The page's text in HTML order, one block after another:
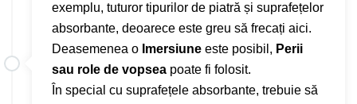
exemplu, tuturor tipurilor de piatră și suprafețelor
absorbante, deoarece este greu să frecați aici.
Deasemenea o Imersiune este posibil, Perii
sau role de vopsea poate fi folosit.
În special cu suprafețele absorbante, trebuie să